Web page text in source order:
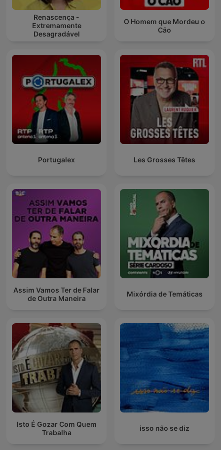
Renascença -
Extremamente
Desagradável
O Homem que Mordeu o
Cão
Portugalex Les Grosses Têtes
Assim Vamos Ter de Falar
de Outra Maneira
Mixórdia de Temáticas
Isto É Gozar Com Quem
Trabalha
isso não se diz